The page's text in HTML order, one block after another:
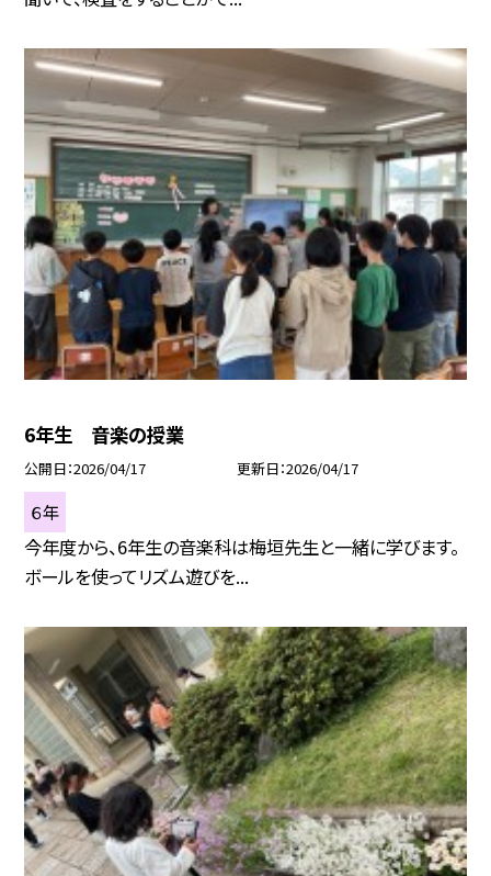
6年生 音楽の授業
公開日 2026/04/17 更新日 2026/04/17
６年
今年度から、6年生の音楽科は梅垣先生と一緒に学びます。
ボールを使ってリズム遊びを...